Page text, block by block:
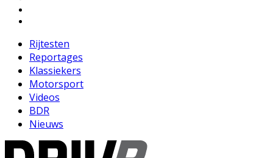
Rijtesten
Reportages
Klassiekers
Motorsport
Videos
BDR
Nieuws